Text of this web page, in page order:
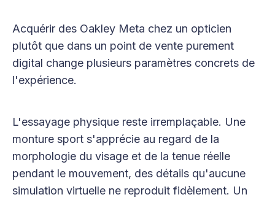
Acquérir des Oakley Meta chez un opticien
plutôt que dans un point de vente purement
digital change plusieurs paramètres concrets de
l'expérience.
L'essayage physique reste irremplaçable. Une
monture sport s'apprécie au regard de la
morphologie du visage et de la tenue réelle
pendant le mouvement, des détails qu'aucune
simulation virtuelle ne reproduit fidèlement. Un